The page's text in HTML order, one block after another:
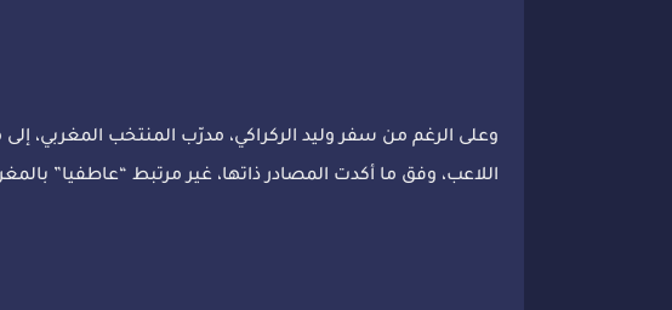
وعلى الرغم من سفر وليد الركراكي، مدرّب المنتخب المغربي، إلى
اللاعب، وفق ما أكدت المصادر ذاتها، غير مرتبط “عاطفيا”